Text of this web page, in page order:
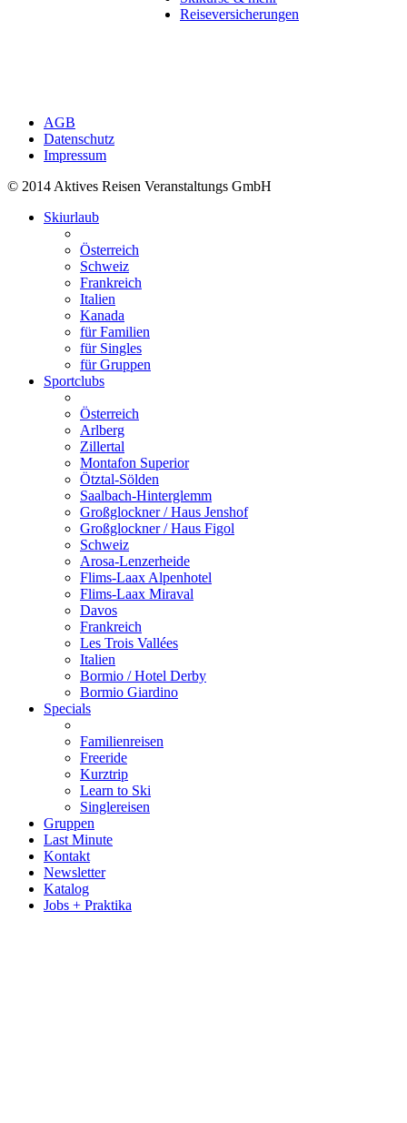
Reiseversicherungen
AGB
Datenschutz
Impressum
© 2014 Aktives Reisen Veranstaltungs GmbH
Skiurlaub
Österreich
Schweiz
Frankreich
Italien
Kanada
für Familien
für Singles
für Gruppen
Sportclubs
Österreich
Arlberg
Zillertal
Montafon Superior
Ötztal-Sölden
Saalbach-Hinterglemm
Großglockner / Haus Jenshof
Großglockner / Haus Figol
Schweiz
Arosa-Lenzerheide
Flims-Laax Alpenhotel
Flims-Laax Miraval
Davos
Frankreich
Les Trois Vallées
Italien
Bormio / Hotel Derby
Bormio Giardino
Specials
Familienreisen
Freeride
Kurztrip
Learn to Ski
Singlereisen
Gruppen
Last Minute
Kontakt
Newsletter
Katalog
Jobs + Praktika